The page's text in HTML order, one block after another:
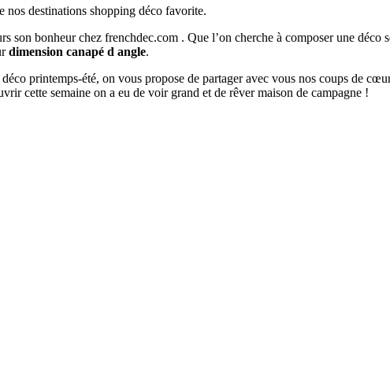
nos destinations shopping déco favorite.
son bonheur chez frenchdec.com . Que l’on cherche à composer une déco
dimension canapé d angle.
printemps-été, on vous propose de partager avec vous nos coups de
cette semaine on a eu de voir grand et de rêver maison de campagne !